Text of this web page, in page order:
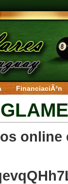
FinanciaciÃ³n
online